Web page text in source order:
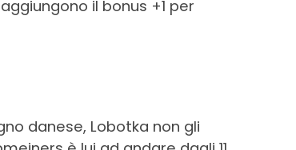
il bonus +1 per
danese, Lobotka non gli